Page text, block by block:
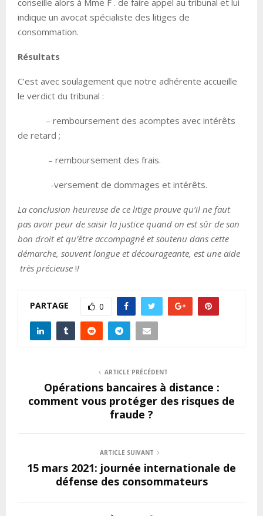
indique un avocat spécialiste des litiges de
consommation.
Résultats
C’est avec soulagement que notre adhérente accueille
le verdict du tribunal :
– remboursement des acomptes avec intérêts
de retard ;
– remboursement des frais.
-versement de dommages et intérêts.
La conclusion heureuse de ce litige prouve qu’il ne faut
pas avoir peur de saisir la justice quand on est sûr de son
bon droit et qu’être accompagné et soutenu dans cette
démarche, souvent longue et décourageante, est une aide
très précieuse !!
PARTAGE 0
ARTICLE PRÉCÉDENT
Opérations bancaires à distance :
comment vous protéger des risques de
fraude ?
ARTICLE SUIVANT
15 mars 2021: journée internationale de
défense des consommateurs